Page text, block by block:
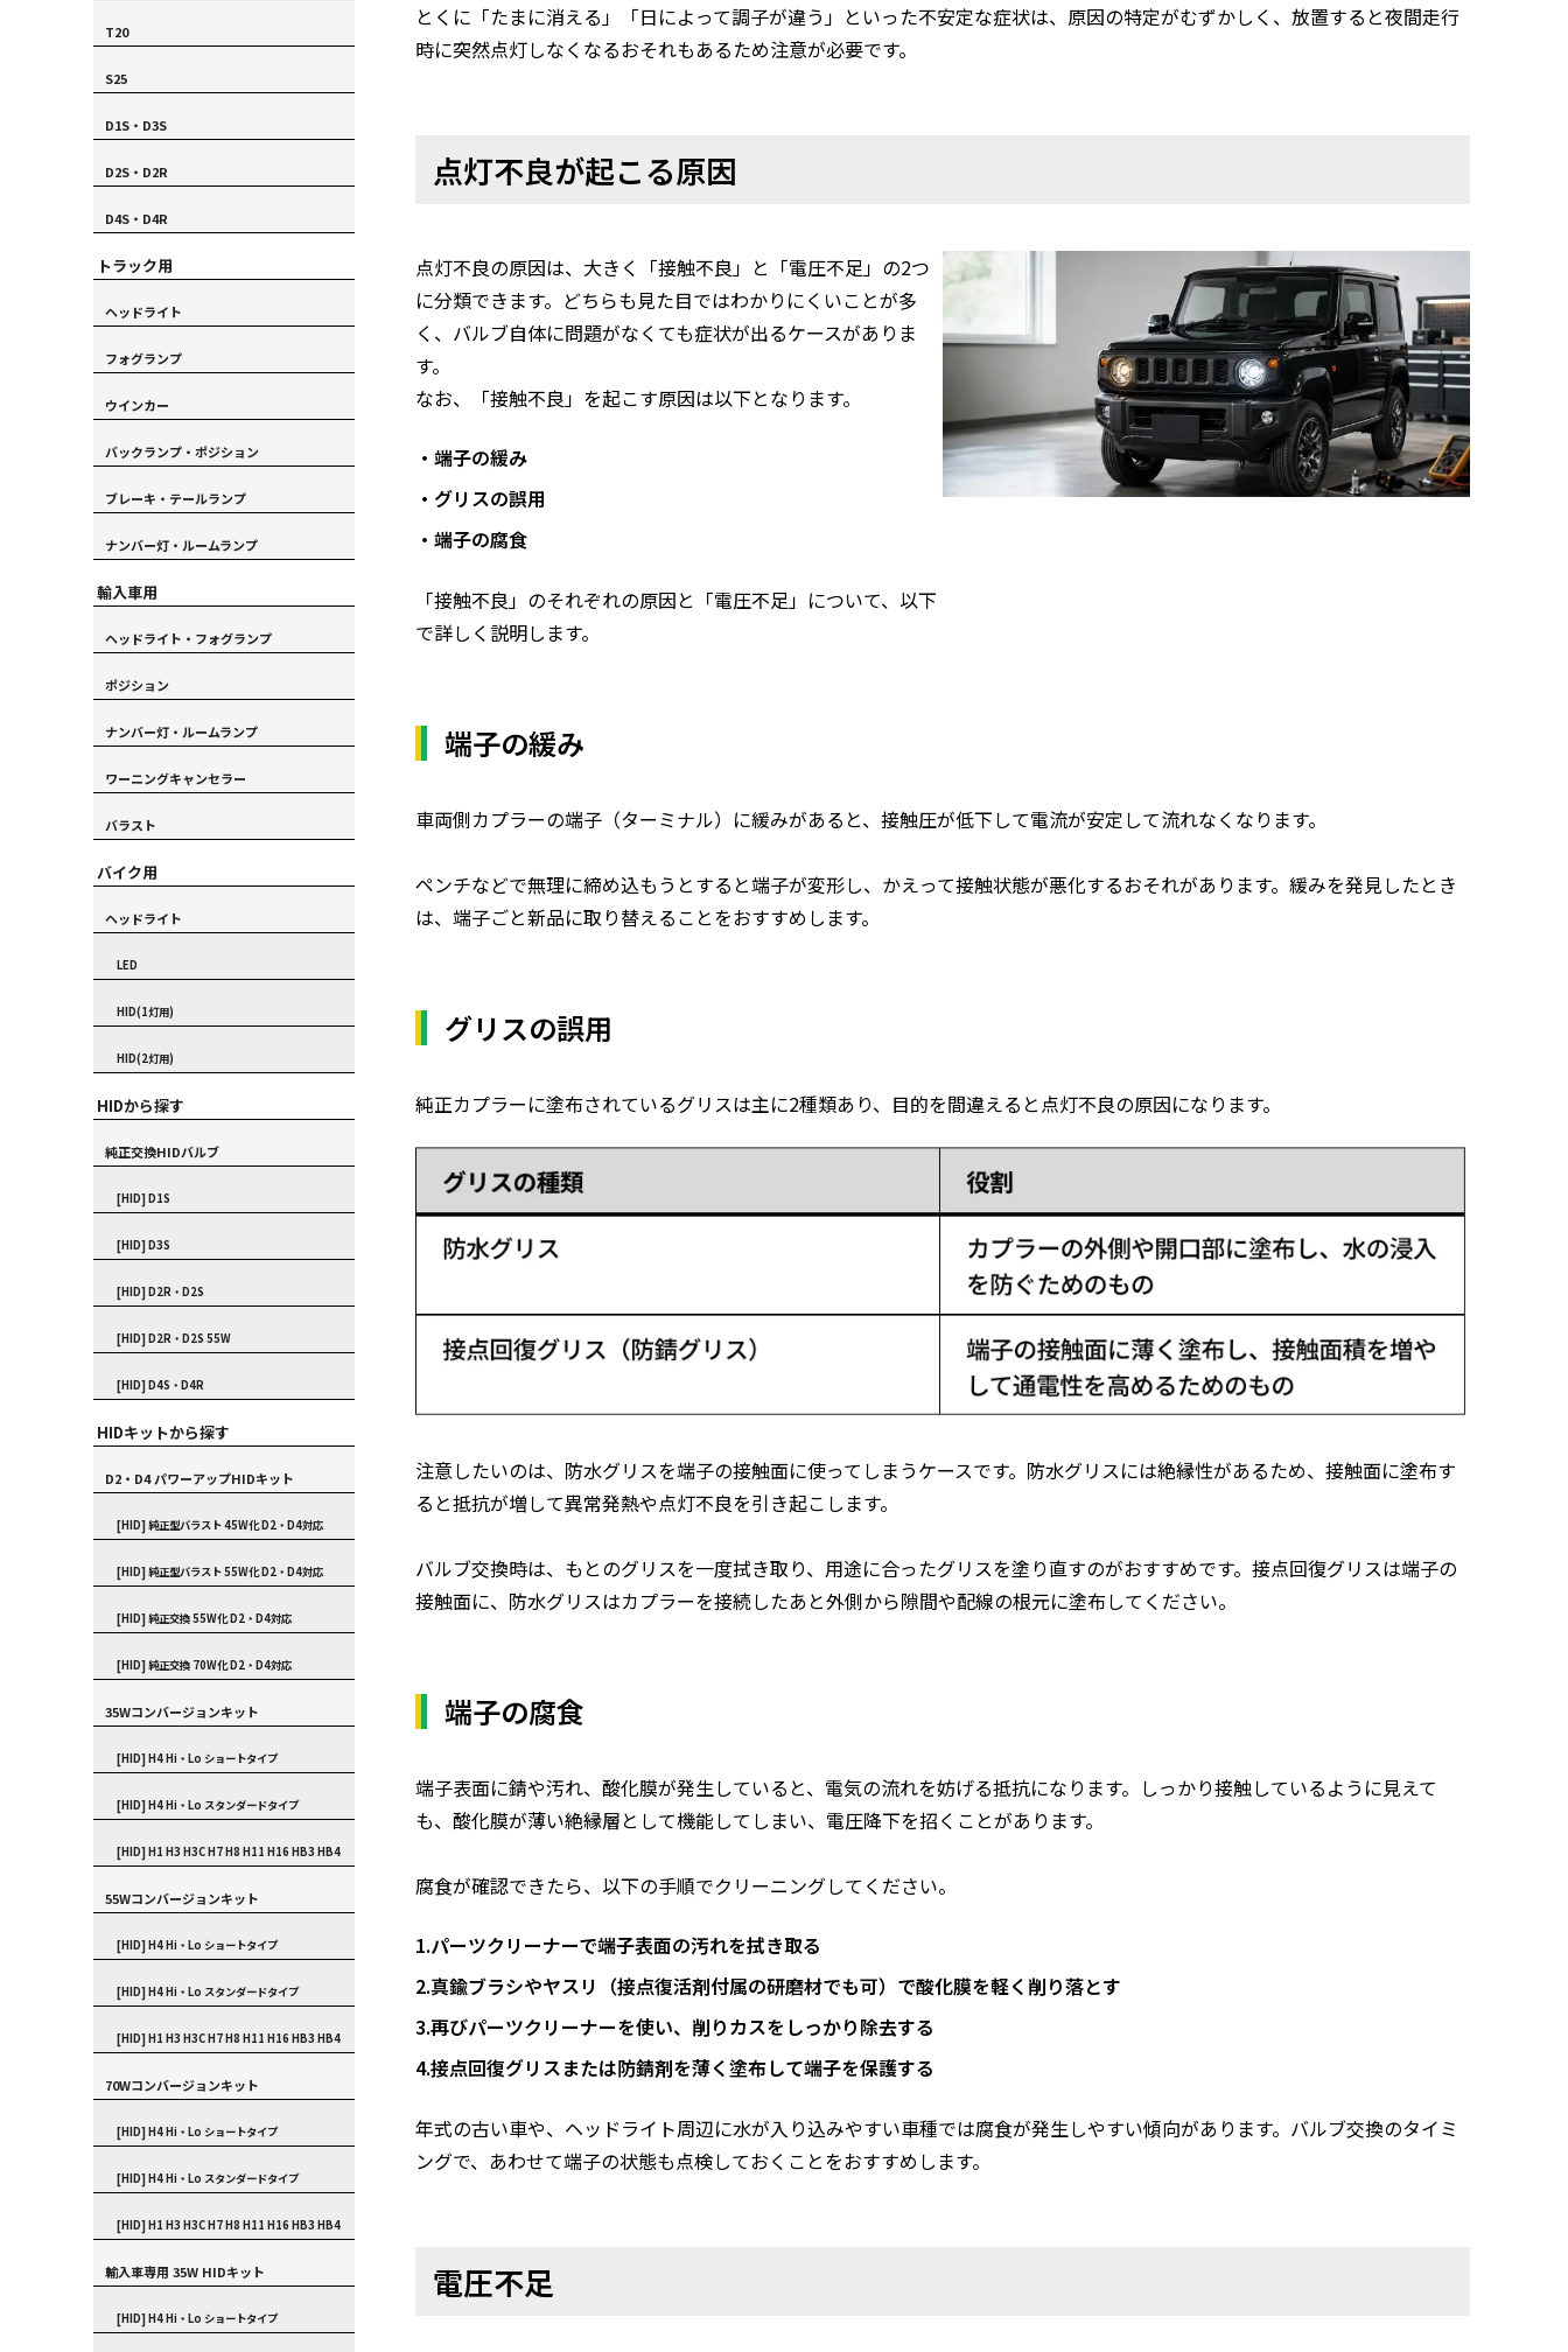
T20
S25
D1S・D3S
D2S・D2R
D4S・D4R
トラック用
ヘッドライト
フォグランプ
ウインカー
バックランプ・ポジション
ブレーキ・テールランプ
ナンバー灯・ルームランプ
輸入車用
ヘッドライト・フォグランプ
ポジション
ナンバー灯・ルームランプ
ワーニングキャンセラー
バラスト
バイク用
ヘッドライト
LED
HID(1灯用)
HID(2灯用)
HIDから探す
純正交換HIDバルブ
[HID] D1S
[HID] D3S
[HID] D2R・D2S
[HID] D2R・D2S 55W
[HID] D4S・D4R
HIDキットから探す
D2・D4 パワーアップHIDキット
[HID] 純正型バラスト 45W化 D2・D4対応
[HID] 純正型バラスト 55W化 D2・D4対応
[HID] 純正交換 55W化 D2・D4対応
[HID] 純正交換 70W化 D2・D4対応
35Wコンバージョンキット
[HID] H4 Hi・Lo ショートタイプ
[HID] H4 Hi・Lo スタンダードタイプ
[HID] H1 H3 H3C H7 H8 H11 H16 HB3 HB4
55Wコンバージョンキット
[HID] H4 Hi・Lo ショートタイプ
[HID] H4 Hi・Lo スタンダードタイプ
[HID] H1 H3 H3C H7 H8 H11 H16 HB3 HB4
70Wコンバージョンキット
[HID] H4 Hi・Lo ショートタイプ
[HID] H4 Hi・Lo スタンダードタイプ
[HID] H1 H3 H3C H7 H8 H11 H16 HB3 HB4
輸入車専用 35W HIDキット
[HID] H4 Hi・Lo ショートタイプ
とくに「たまに消える」「日によって調子が違う」といった不安定な症状は、原因の特定がむずかしく、放置すると夜間走行
時に突然点灯しなくなるおそれもあるため注意が必要です。
点灯不良が起こる原因
点灯不良の原因は、大きく「接触不良」と「電圧不足」の2つ
に分類できます。どちらも見た目ではわかりにくいことが多
く、バルブ自体に問題がなくても症状が出るケースがありま
す。
なお、「接触不良」を起こす原因は以下となります。
・端子の緩み
・グリスの誤用
・端子の腐食
「接触不良」のそれぞれの原因と「電圧不足」について、以下
で詳しく説明します。
端子の緩み
車両側カプラーの端子（ターミナル）に緩みがあると、接触圧が低下して電流が安定して流れなくなります。
ペンチなどで無理に締め込もうとすると端子が変形し、かえって接触状態が悪化するおそれがあります。緩みを発見したとき
は、端子ごと新品に取り替えることをおすすめします。
グリスの誤用
純正カプラーに塗布されているグリスは主に2種類あり、目的を間違えると点灯不良の原因になります。
注意したいのは、防水グリスを端子の接触面に使ってしまうケースです。防水グリスには絶縁性があるため、接触面に塗布す
ると抵抗が増して異常発熱や点灯不良を引き起こします。
バルブ交換時は、もとのグリスを一度拭き取り、用途に合ったグリスを塗り直すのがおすすめです。接点回復グリスは端子の
接触面に、防水グリスはカプラーを接続したあと外側から隙間や配線の根元に塗布してください。
端子の腐食
端子表面に錆や汚れ、酸化膜が発生していると、電気の流れを妨げる抵抗になります。しっかり接触しているように見えて
も、酸化膜が薄い絶縁層として機能してしまい、電圧降下を招くことがあります。
腐食が確認できたら、以下の手順でクリーニングしてください。
1.パーツクリーナーで端子表面の汚れを拭き取る
2.真鍮ブラシやヤスリ（接点復活剤付属の研磨材でも可）で酸化膜を軽く削り落とす
3.再びパーツクリーナーを使い、削りカスをしっかり除去する
4.接点回復グリスまたは防錆剤を薄く塗布して端子を保護する
年式の古い車や、ヘッドライト周辺に水が入り込みやすい車種では腐食が発生しやすい傾向があります。バルブ交換のタイミ
ングで、あわせて端子の状態も点検しておくことをおすすめします。
電圧不足